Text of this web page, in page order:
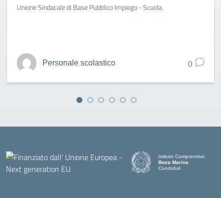
Unione Sindacale di Base Pubblico Impiego - Scuola.
Personale scolastico 0
Istituto Comprensivo
Bova Marina
Condofuri